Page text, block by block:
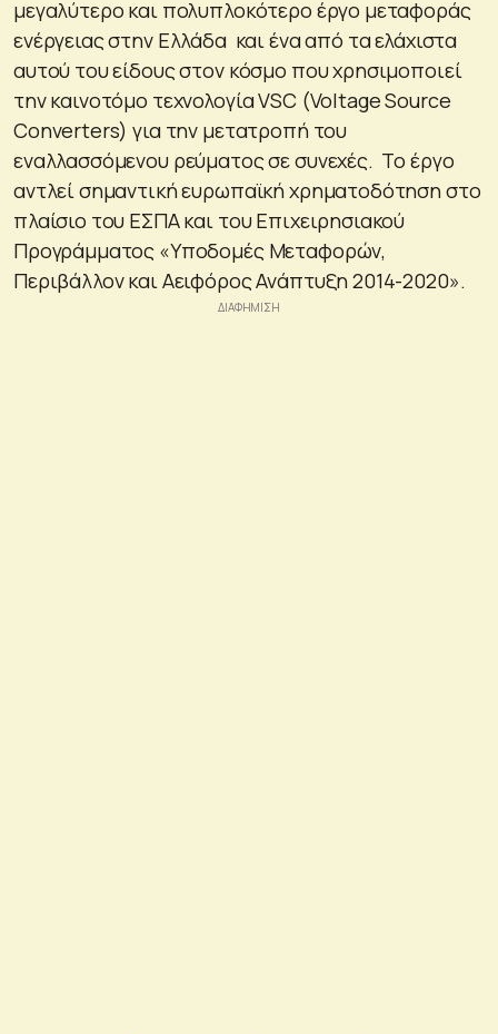
μεγαλύτερο και πολυπλοκότερο έργο μεταφοράς
ενέργειας στην Ελλάδα και ένα από τα ελάχιστα
αυτού του είδους στον κόσμο που χρησιμοποιεί
την καινοτόμο τεχνολογία VSC (Voltage Source
Converters) για την μετατροπή του
εναλλασσόμενου ρεύματος σε συνεχές. Το έργο
αντλεί σημαντική ευρωπαϊκή χρηματοδότηση στο
πλαίσιο του ΕΣΠΑ και του Επιχειρησιακού
Προγράμματος «Υποδομές Μεταφορών,
Περιβάλλον και Αειφόρος Ανάπτυξη 2014-2020».